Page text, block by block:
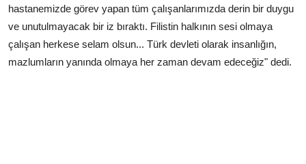
hastanemizde görev yapan tüm çalışanlarımızda derin bir duygu
ve unutulmayacak bir iz bıraktı. Filistin halkının sesi olmaya
çalışan herkese selam olsun... Türk devleti olarak insanlığın,
mazlumların yanında olmaya her zaman devam edeceğiz" dedi.